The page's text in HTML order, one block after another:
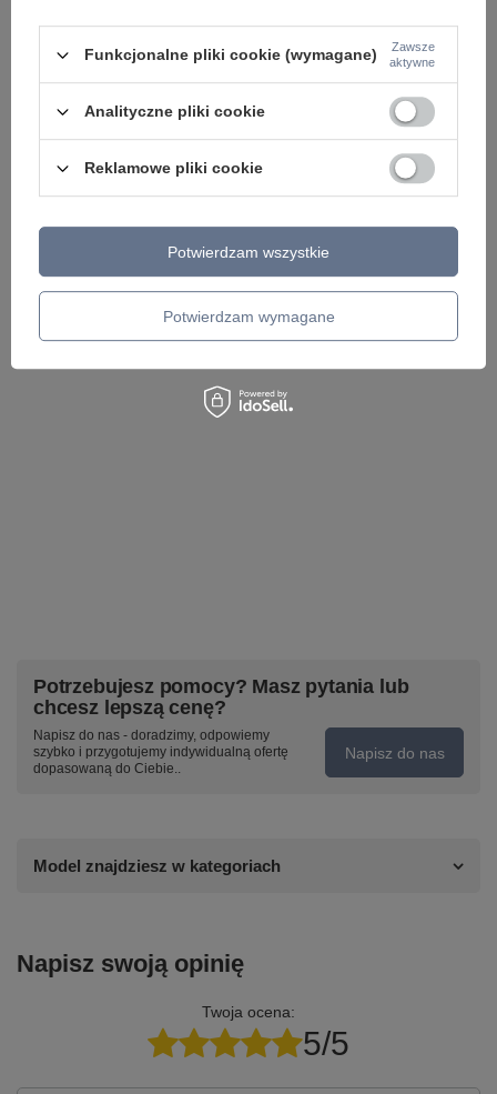
Lampa wisząca spot oprawa ELTI BLACK Maytoni
686,00 zł / szt.
Ryflowany
213,00 zł / szt.
Potrzebujesz pomocy? Masz pytania lub
chcesz lepszą cenę?
Napisz do nas - doradzimy, odpowiemy
szybko i przygotujemy indywidualną ofertę
dopasowaną do Ciebie..
Napisz do nas
Model znajdziesz w kategoriach
Napisz swoją opinię
Twoja ocena:
5/5
Funkcjonalne pliki cookie (wymagane)
Zawsze
aktywne
Analityczne pliki cookie
Reklamowe pliki cookie
Potwierdzam wymagane
Potwierdzam wszystkie